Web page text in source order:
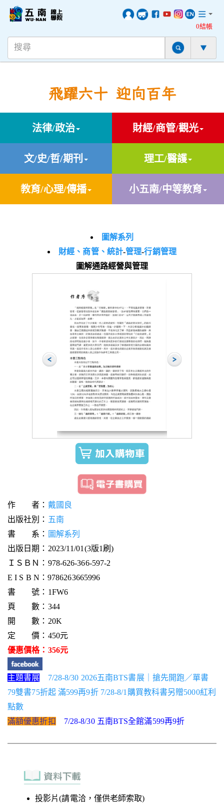
0結帳
飛躍六十 迎向百年
法律/政治 財經/商管/觀光
文/史/哲/期刊 理工/醫護
教育/心理/傳播 小五南/中等教育
圖解系列
財經、商管、統計-管理-行銷管理
圖解通路經營與管理
作 者： 戴國良
出版社別： 五南
書 系： 圖解系列
出版日期：2023/11/01(3版1刷)
ＩＳＢＮ：978-626-366-597-2
E I S B N：9786263665996
書 號：1FW6
頁 數：344
開 數：20K
定 價：450元
優惠價格：356元
主題書展
7/28-8/30 2026五南BTS書展｜搶先開跑／單書
79雙書75折起 滿599再9折 7/28-8/1購買教科書另贈5000紅利
點數
滿額優惠折扣
7/28-8/30 五南BTS全館滿599再9折
投影片(請電洽，僅供老師索取)